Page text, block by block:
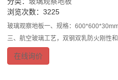
浏览次数：3225
玻璃观察地板一、规格：
三、航空玻璃工艺，双钢双乳防火刚性
在线询价